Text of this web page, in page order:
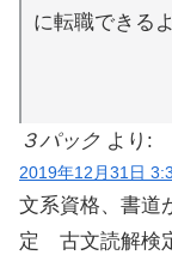
に転職できる
３パック より:
2019年12月31日
文系資格、書道
定 古文読解検